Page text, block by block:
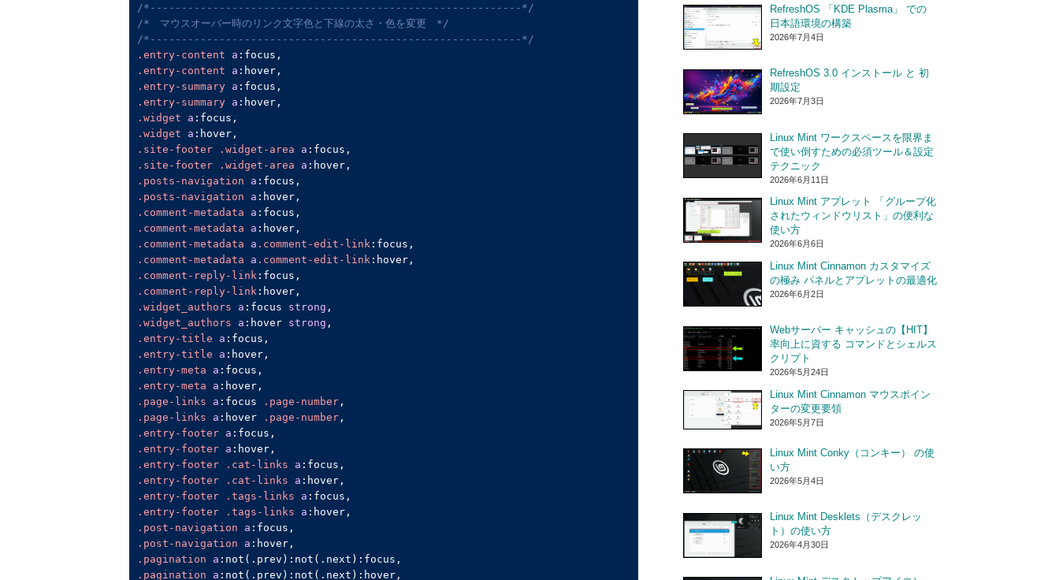
/*-----------------------------------------------------------*/
/*　マウスオーバー時のリンク文字色と下線の太さ・色を変更　*/
/*-----------------------------------------------------------*/
.entry-content
a :focus
.entry-content
a :hover
.entry-summary
a :focus
.entry-summary
a :hover
.widget
a :focus
.widget
a :hover
.site-footer
.widget-area a :focus
.site-footer
.widget-area a :hover
.posts-navigation
a :focus
.posts-navigation
a :hover
.comment-metadata
a :focus
.comment-metadata
a :hover
.comment-metadata
a .comment-edit-link :focus
.comment-metadata
a .comment-edit-link :hover
.comment-reply-link :focus
.comment-reply-link :hover
.widget_authors
a :focus strong
.widget_authors
a :hover strong
.entry-title
a :focus
.entry-title
a :hover
.entry-meta
a :focus
.entry-meta
a :hover
.page-links
a :focus .page-number
.page-links
a :hover .page-number
.entry-footer
a :focus
.entry-footer
a :hover
.entry-footer
.cat-links a :focus
.entry-footer
.cat-links a :hover
.entry-footer
.tags-links a :focus
.entry-footer
.tags-links a :hover
.post-navigation
a :focus
.post-navigation
a :hover
.pagination
a :not(.prev) :not(.next) :focus
.pagination
a :not(.prev) :not(.next) :hover
RefreshOS 「KDE Plasma」 での
日本語環境の構築
2026年7月4日
RefreshOS 3.0 インストール と 初
期設定
2026年7月3日
Linux Mint ワークスペースを限界ま
で使い倒すための必須ツール＆設定
テクニック
2026年6月11日
Linux Mint アプレット 「グループ化
されたウィンドウリスト」の便利な
使い方
2026年6月6日
Linux Mint Cinnamon カスタマイズ
の極み パネルとアプレットの最適化
2026年6月2日
Webサーバー キャッシュの【HIT】
率向上に資する コマンドとシェルス
クリプト
2026年5月24日
Linux Mint Cinnamon マウスポイン
ターの変更要領
2026年5月7日
Linux Mint Conky（コンキー） の使
い方
2026年5月4日
Linux Mint Desklets（デスクレッ
ト）の使い方
2026年4月30日